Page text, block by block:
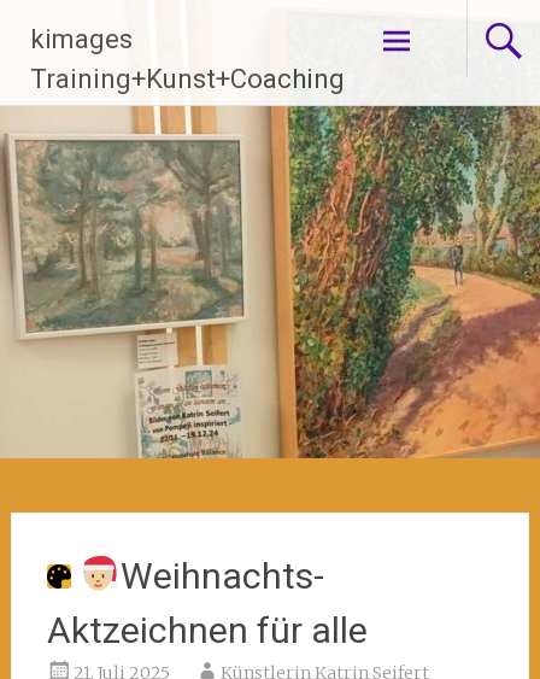
Inhalt
springen
kimages
Training+Kunst+Coaching
Weihnachts-
Aktzeichnen für alle
21. Juli 2025 Künstlerin Katrin Seifert